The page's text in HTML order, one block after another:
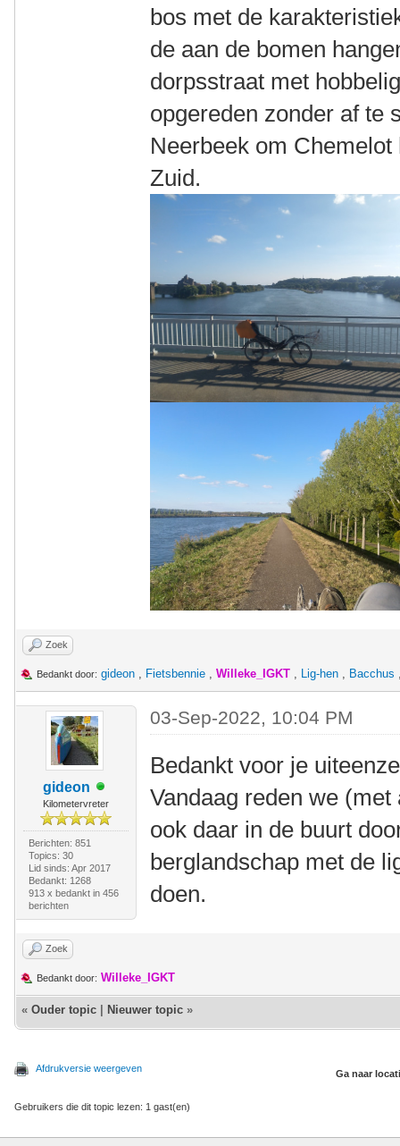
bos met de
de aan de bomen
dorpsstraat met
opgereden zonder af te
Neerbeek om
Zuid.
Zoek
Bedankt door: gideon Fietsbennie Willeke_IGKT Lig-hen Bacchus
gideon
Kilometervreter
Berichten: 851
Topics: 30
Lid sinds: Apr 2017
Bedankt: 1268
913 x bedankt in 456
berichten
03-Sep-2022, 10:04 PM
Bedankt voor je
Vandaag reden we
ook daar in de buurt
berglandschap met de
doen.
Zoek
Bedankt door: Willeke_IGKT
« Ouder topic Nieuwer topic »
Afdrukversie weergeven Ga naar
Gebruikers die dit topic lezen: 1 gast(en)